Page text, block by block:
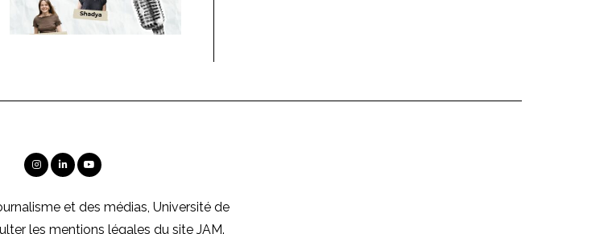
et des médias, Université de
les mentions légales du site JAM.